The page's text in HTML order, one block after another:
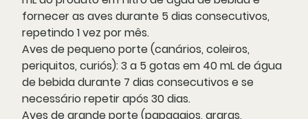
fornecer as aves durante 5 dias consecutivos,
repetindo 1 vez por mês.
Aves de pequeno porte (canários, coleiros,
periquitos, curiós): 3 a 5 gotas em 40 mL de água
de bebida durante 7 dias consecutivos e se
necessário repetir após 30 dias.
Aves de grande porte (papagaios, araras,